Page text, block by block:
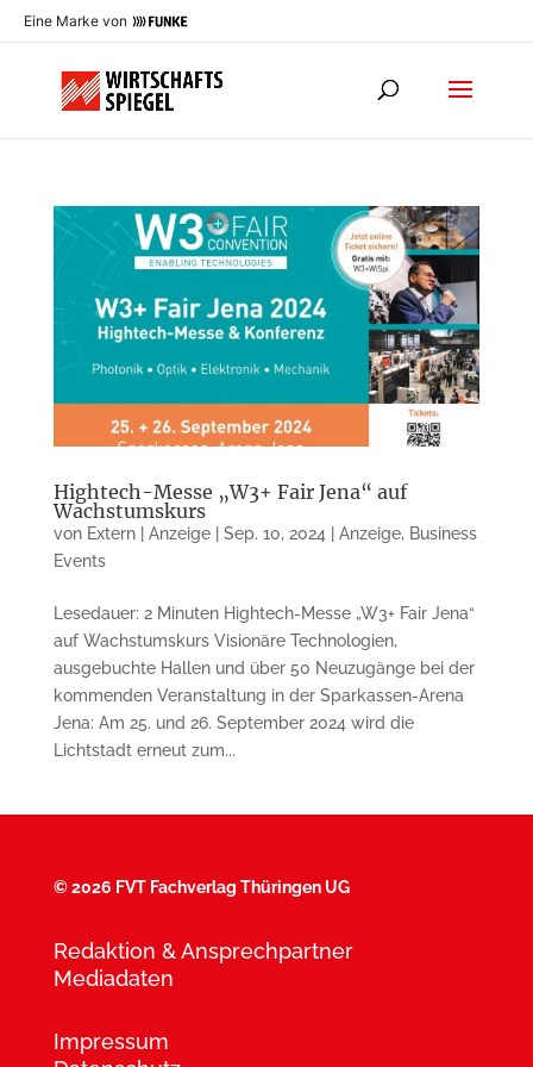
Eine Marke von
Hightech-Messe „W3+ Fair Jena“ auf
Wachstumskurs
von Extern | Anzeige| Sep. 10, 2024 | Anzeige, Business
Events
Lesedauer: 2 Minuten Hightech-Messe „W3+ Fair Jena“
auf Wachstumskurs Visionäre Technologien,
ausgebuchte Hallen und über 50 Neuzugänge bei der
kommenden Veranstaltung in der Sparkassen-Arena
Jena: Am 25. und 26. September 2024 wird die
Lichtstadt erneut zum...
©2026 FVT Fachverlag Thüringen UG
Redaktion & Ansprechpartner
Mediadaten
Impressum